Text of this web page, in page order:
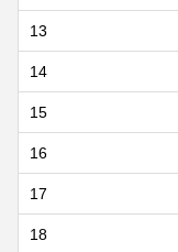
13
14
15
16
17
18